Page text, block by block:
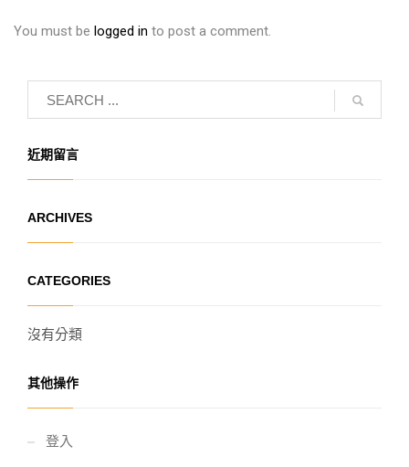
You must be logged in to post a comment.
近期留言
ARCHIVES
CATEGORIES
沒有分類
其他操作
登入